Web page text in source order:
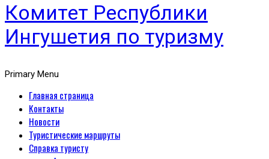
Комитет Республики
Ингушетия по туризму
Primary Menu
Главная страница
Контакты
Новости
Туристические маршруты
Справка туристу